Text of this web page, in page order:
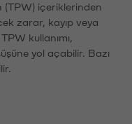
içeriklerinden
zarar, kayıp veya
kullanımı,
yol açabilir. Bazı